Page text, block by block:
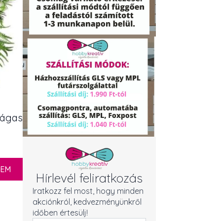
Hírlevél feliratkozás
Iratkozz fel most, hogy minden
akciónkról, kedvezményünkről
időben értesülj!